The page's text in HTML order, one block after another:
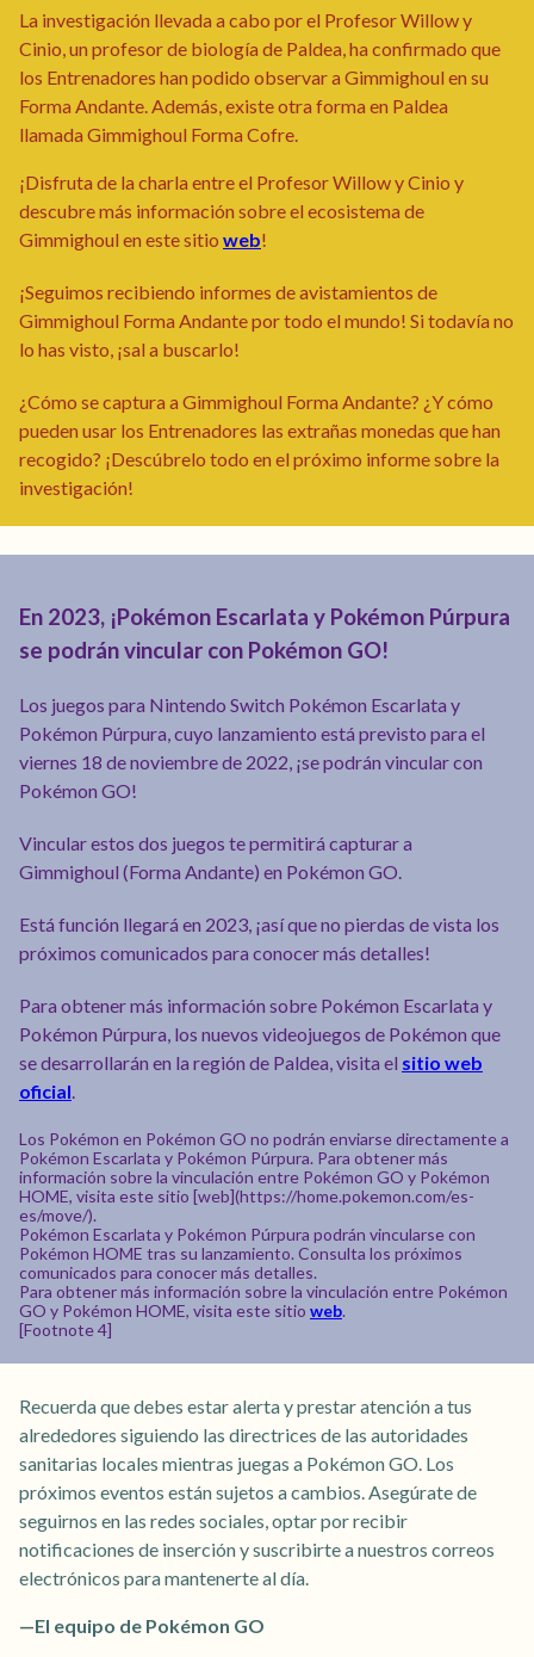
La investigación llevada a cabo por el Profesor Willow y
Cinio, un profesor de biología de Paldea, ha confirmado que
los Entrenadores han podido observar a Gimmighoul en su
Forma Andante. Además, existe otra forma en Paldea
llamada Gimmighoul Forma Cofre.
¡Disfruta de la charla entre el Profesor Willow y Cinio y
descubre más información sobre el ecosistema de
Gimmighoul en este sitio web!
¡Seguimos recibiendo informes de avistamientos de
Gimmighoul Forma Andante por todo el mundo! Si todavía no
lo has visto, ¡sal a buscarlo!
¿Cómo se captura a Gimmighoul Forma Andante? ¿Y cómo
pueden usar los Entrenadores las extrañas monedas que han
recogido? ¡Descúbrelo todo en el próximo informe sobre la
investigación!
En 2023, ¡Pokémon Escarlata y Pokémon Púrpura
se podrán vincular con Pokémon GO!
Los juegos para Nintendo Switch Pokémon Escarlata y
Pokémon Púrpura, cuyo lanzamiento está previsto para el
viernes 18 de noviembre de 2022, ¡se podrán vincular con
Pokémon GO!
Vincular estos dos juegos te permitirá capturar a
Gimmighoul (Forma Andante) en Pokémon GO.
Está función llegará en 2023, ¡así que no pierdas de vista los
próximos comunicados para conocer más detalles!
Para obtener más información sobre Pokémon Escarlata y
Pokémon Púrpura, los nuevos videojuegos de Pokémon que
se desarrollarán en la región de Paldea, visita el sitio web
oficial.
Los Pokémon en Pokémon GO no podrán enviarse directamente a
Pokémon Escarlata y Pokémon Púrpura. Para obtener más
información sobre la vinculación entre Pokémon GO y Pokémon
HOME, visita este sitio [web](https://home.pokemon.com/es-
es/move/).
Pokémon Escarlata y Pokémon Púrpura podrán vincularse con
Pokémon HOME tras su lanzamiento. Consulta los próximos
comunicados para conocer más detalles.
Para obtener más información sobre la vinculación entre Pokémon
GO y Pokémon HOME, visita este sitio web.
[Footnote 4]
Recuerda que debes estar alerta y prestar atención a tus
alrededores siguiendo las directrices de las autoridades
sanitarias locales mientras juegas a Pokémon GO. Los
próximos eventos están sujetos a cambios. Asegúrate de
seguirnos en las redes sociales, optar por recibir
notificaciones de inserción y suscribirte a nuestros correos
electrónicos para mantenerte al día.
—El equipo de Pokémon GO